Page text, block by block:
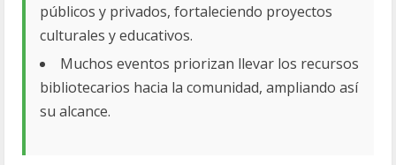
públicos y privados, fortaleciendo proyectos
culturales y educativos.
Muchos eventos priorizan llevar los recursos
bibliotecarios hacia la comunidad, ampliando así
su alcance.